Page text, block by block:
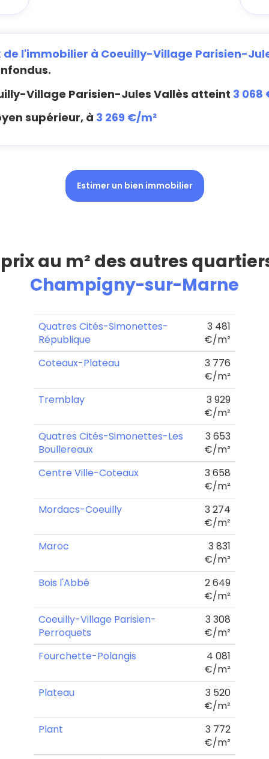
de l'immobilier à Coeuilly-Village Parisien-
Village Parisien-Jules Vallès atteint 3 068
supérieur, à 3 269 €/m²
Estimer un bien immobilier
prix au m² des autres
Champigny-sur-Marne
Quatres Cités-Simonettes-
République
3 481
€/m²
Coteaux-Plateau
3 776
€/m²
Tremblay
3 929
€/m²
Quatres Cités-Simonettes-Les
Boullereaux
3 653
€/m²
Centre Ville-Coteaux
3 658
€/m²
Mordacs-Coeuilly
3 274
€/m²
Maroc
3 831
€/m²
Bois l'Abbé
2 649
€/m²
Coeuilly-Village Parisien-
Perroquets
3 308
€/m²
Fourchette-Polangis
4 081
€/m²
Plateau
3 520
€/m²
Plant
3 772
€/m²